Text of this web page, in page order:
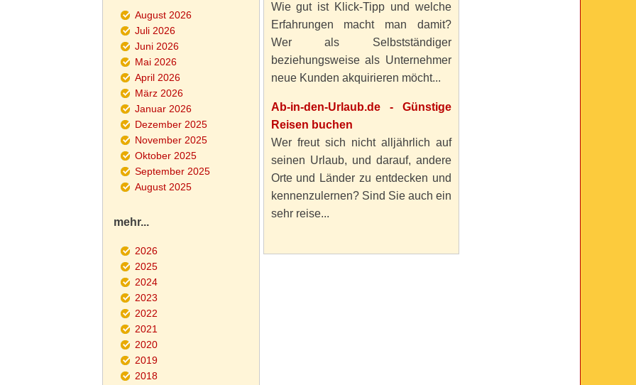
Wie gut ist Klick-Tipp und welche
Erfahrungen macht man damit?
Wer als Selbstständiger
beziehungsweise als Unternehmer
neue Kunden akquirieren möcht...
Ab-in-den-Urlaub.de - Günstige
Reisen buchen
Wer freut sich nicht alljährlich auf
seinen Urlaub, und darauf, andere
Orte und Länder zu entdecken und
kennenzulernen? Sind Sie auch ein
sehr reise...
August 2026
Juli 2026
Juni 2026
Mai 2026
April 2026
März 2026
Januar 2026
Dezember 2025
November 2025
Oktober 2025
September 2025
August 2025
mehr...
2026
2025
2024
2023
2022
2021
2020
2019
2018